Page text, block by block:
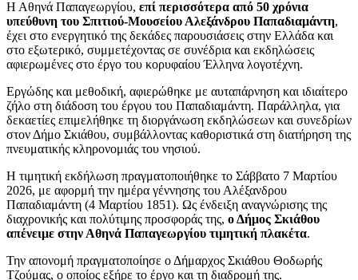
Η Αθηνά Παπαγεωργίου, επί περισσότερα από 50 χρόνια
υπεύθυνη του Σπιτιού-Μουσείου Αλεξάνδρου Παπαδιαμάντη,
έχει στο ενεργητικό της δεκάδες παρουσιάσεις στην Ελλάδα και
στο εξωτερικό, συμμετέχοντας σε συνέδρια και εκδηλώσεις
αφιερωμένες στο έργο του κορυφαίου Έλληνα λογοτέχνη.
Εργώδης και μεθοδική, αφιερώθηκε με αυταπάρνηση και ιδιαίτερο
ζήλο στη διάδοση του έργου του Παπαδιαμάντη. Παράλληλα, για
δεκαετίες επιμελήθηκε τη διοργάνωση εκδηλώσεων και συνεδρίων
στον Δήμο Σκιάθου, συμβάλλοντας καθοριστικά στη διατήρηση της
πνευματικής κληρονομιάς του νησιού.
Η τιμητική εκδήλωση πραγματοποιήθηκε το Σάββατο 7 Μαρτίου
2026, με αφορμή την ημέρα γέννησης του Αλέξανδρου
Παπαδιαμάντη (4 Μαρτίου 1851). Ως ένδειξη αναγνώρισης της
διαχρονικής και πολύτιμης προσφοράς της, ο Δήμος Σκιάθου
απένειμε στην Αθηνά Παπαγεωργίου τιμητική πλακέτα.
Την απονομή πραγματοποίησε ο Δήμαρχος Σκιάθου Θοδωρής
Τζούμας, ο οποίος εξήρε το έργο και τη διαδρομή της.